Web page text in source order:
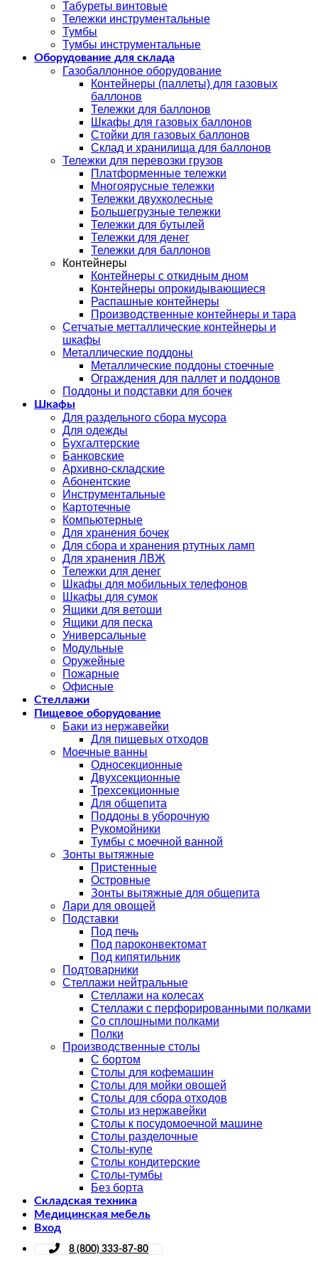
Табуреты винтовые
Тележки инструментальные
Тумбы
Тумбы инструментальные
Оборудование для склада
Газобаллонное оборудование
Контейнеры (паллеты) для газовых
баллонов
Тележки для баллонов
Шкафы для газовых баллонов
Стойки для газовых баллонов
Склад и хранилища для баллонов
Тележки для перевозки грузов
Платформенные тележки
Многоярусные тележки
Тележки двухколесные
Большегрузные тележки
Тележки для бутылей
Тележки для денег
Тележки для баллонов
Контейнеры
Контейнеры с откидным дном
Контейнеры опрокидывающиеся
Распашные контейнеры
Производственные контейнеры и тара
Сетчатые метталлические контейнеры и
шкафы
Металлические поддоны
Металлические поддоны стоечные
Ограждения для паллет и поддонов
Поддоны и подставки для бочек
Шкафы
Для раздельного сбора мусора
Для одежды
Бухгалтерские
Банковские
Архивно-складские
Абонентские
Инструментальные
Картотечные
Компьютерные
Для хранения бочек
Для сбора и хранения ртутных ламп
Для хранения ЛВЖ
Тележки для денег
Шкафы для мобильных телефонов
Шкафы для сумок
Ящики для ветоши
Ящики для песка
Универсальные
Модульные
Оружейные
Пожарные
Офисные
Стеллажи
Пищевое оборудование
Баки из нержавейки
Для пищевых отходов
Моечные ванны
Односекционные
Двухсекционные
Трехсекционные
Для общепита
Поддоны в уборочную
Рукомойники
Тумбы с моечной ванной
Зонты вытяжные
Пристенные
Островные
Зонты вытяжные для общепита
Лари для овощей
Подставки
Под печь
Под пароконвектомат
Под кипятильник
Подтоварники
Стеллажи нейтральные
Стеллажи на колесах
Стеллажи с перфорированными полками
Со сплошными полками
Полки
Производственные столы
С бортом
Столы для кофемашин
Столы для мойки овощей
Столы для сбора отходов
Столы из нержавейки
Столы к посудомоечной машине
Столы разделочные
Столы-купе
Столы кондитерские
Столы-тумбы
Без борта
Складская техника
Медицинская мебель
Вход
8 (800) 333-87-80